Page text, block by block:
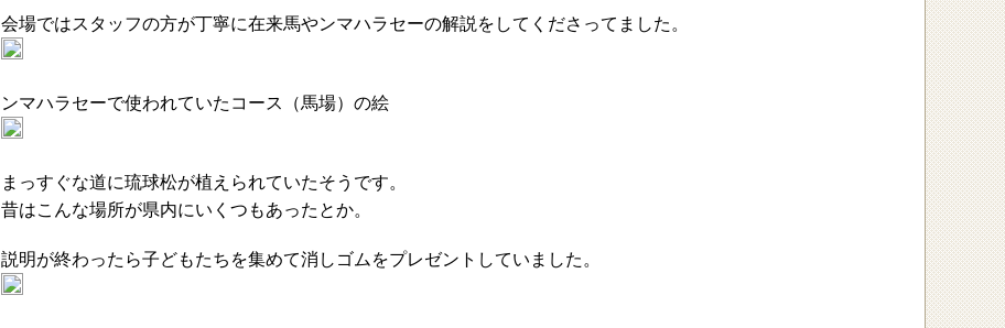
会場ではスタッフの方が丁寧に在来馬やンマハラセーの解説をしてくださってました。
ンマハラセーで使われていたコース（馬場）の絵
まっすぐな道に琉球松が植えられていたそうです。
昔はこんな場所が県内にいくつもあったとか。
説明が終わったら子どもたちを集めて消しゴムをプレゼントしていました。